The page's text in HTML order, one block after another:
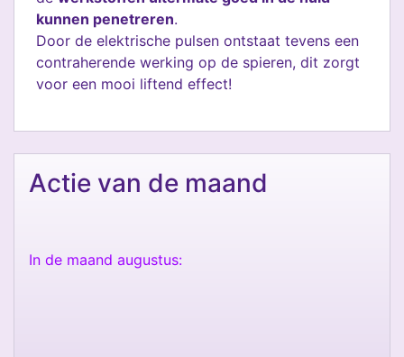
kunnen penetreren.
Door de elektrische pulsen ontstaat tevens een
contraherende werking op de spieren, dit zorgt
voor een mooi liftend effect!
Actie van de maand
In de maand augustus: